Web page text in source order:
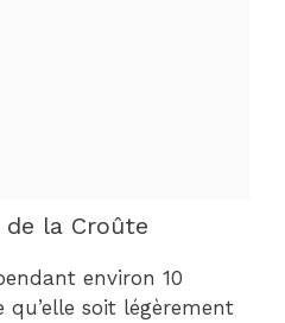
la Croûte
environ 10
qu’elle soit légèrement